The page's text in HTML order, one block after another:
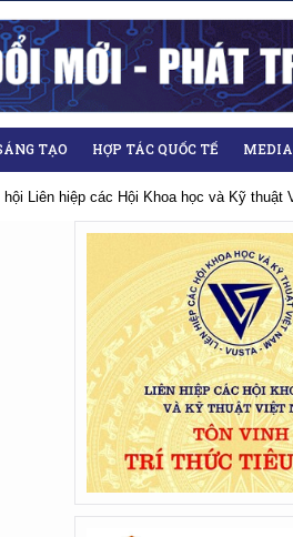
TẠO HỢP TÁC QUỐC TẾ MEDIA
Việt Nam lần thứ IX, nhiệm kỳ 2026-2031